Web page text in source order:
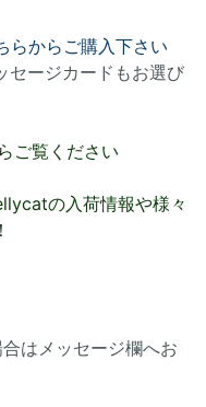
らからご購入下さい
セージカードもお選び
ご覧ください
の入荷情報や様々
はメッセージ欄へお